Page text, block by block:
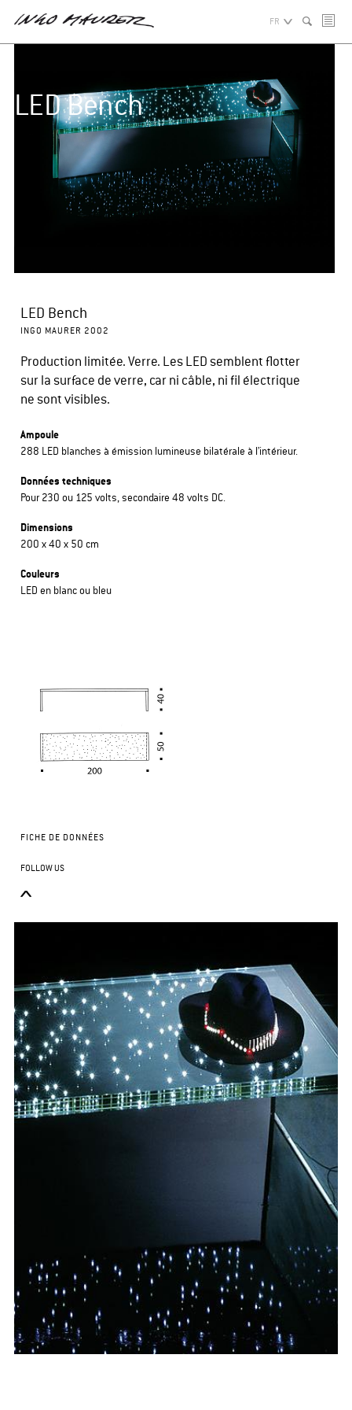
FR
LED Bench
LED Bench
INGO MAURER 2002
Production limitée. Verre. Les LED semblent flotter
sur la surface de verre, car ni câble, ni fil électrique
ne sont visibles.
Ampoule
288 LED blanches à émission lumineuse bilatérale à l’intérieur.
Données techniques
Pour 230 ou 125 volts, secondaire 48 volts DC.
Dimensions
200 x 40 x 50 cm
Couleurs
LED en blanc ou bleu
FICHE DE DONNÉES
FOLLOW US